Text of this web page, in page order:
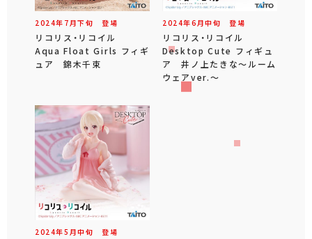
2024年 7 月下旬 登場
リコリス・リコイル
Aqua Float Girls フィギ
ュア 錦木千束
2024年6 月中旬 登場
リコリス・リコイル
Desktop Cute フィギュ
ア 井ノ上たきな～ルーム
ウェアver.～
2024年5 月中旬 登場